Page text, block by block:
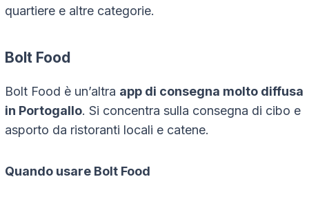
quartiere e altre categorie.
Bolt Food
Bolt Food è un’altra app di consegna molto diffusa
in Portogallo. Si concentra sulla consegna di cibo e
asporto da ristoranti locali e catene.
Quando usare Bolt Food